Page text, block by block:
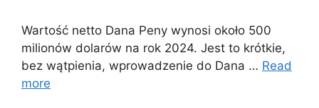
Wartość netto Dana Peny wynosi około 500
milionów dolarów na rok 2024. Jest to krótkie,
bez wątpienia, wprowadzenie do Dana … Read
more